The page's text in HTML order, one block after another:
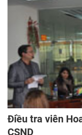
viện CSND.
Điều tra viên
CSND